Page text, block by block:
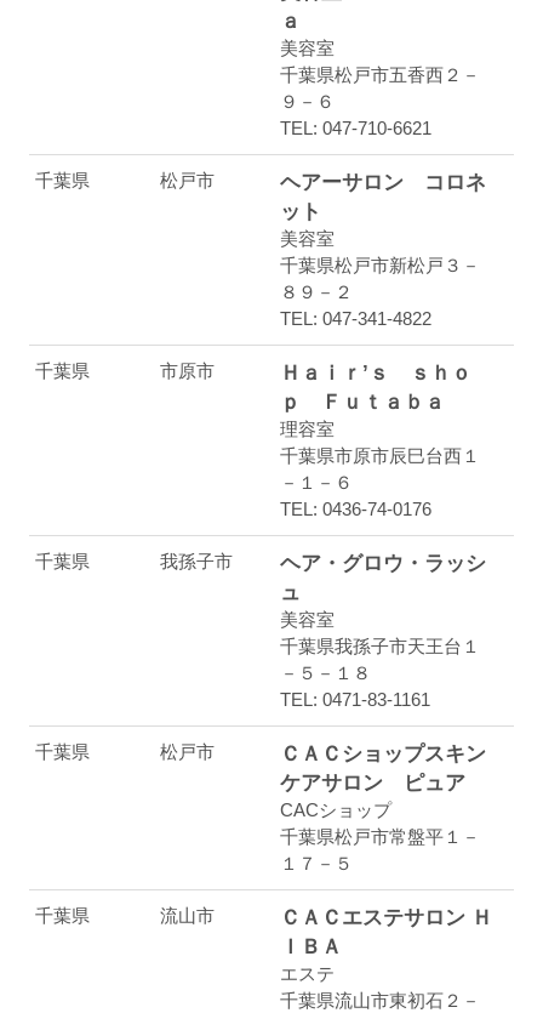
ａ
美容室
千葉県松戸市五香西２－
９－６
TEL: 047-710-6621
千葉県 松戸市
ヘアーサロン コロネ
ット
美容室
千葉県松戸市新松戸３－
８９－２
TEL: 047-341-4822
千葉県 市原市
Ｈａｉｒ’ｓ ｓｈｏ
ｐ Ｆｕｔａｂａ
理容室
千葉県市原市辰巳台西１
－１－６
TEL: 0436-74-0176
千葉県 我孫子市
ヘア・グロウ・ラッシ
ュ
美容室
千葉県我孫子市天王台１
－５－１８
TEL: 0471-83-1161
千葉県 松戸市
ＣＡＣショップスキン
ケアサロン ピュア
CACショップ
千葉県松戸市常盤平１－
１７－５
千葉県 流山市
ＣＡＣエステサロン Ｈ
ＩＢＡ
エステ
千葉県流山市東初石２－